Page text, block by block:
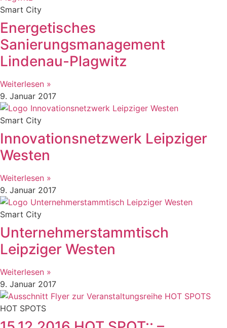
Smart City
Energetisches
Sanierungsmanagement
Lindenau-Plagwitz
Weiterlesen »
9. Januar 2017
Smart City
Innovationsnetzwerk Leipziger
Westen
Weiterlesen »
9. Januar 2017
Smart City
Unternehmerstammtisch
Leipziger Westen
Weiterlesen »
9. Januar 2017
HOT SPOTS